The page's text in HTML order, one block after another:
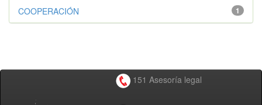
1
COOPERACIÓN
151 Asesoría legal